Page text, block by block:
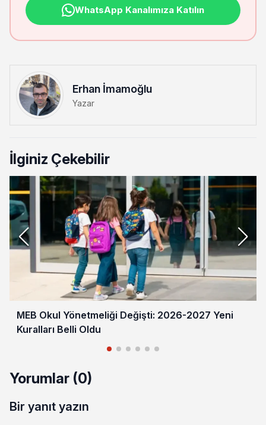
WhatsApp Kanalımıza Katılın
Erhan İmamoğlu
Yazar
İlginiz Çekebilir
MEB Okul Yönetmeliği Değişti: 2026-2027 Yeni
Kuralları Belli Oldu
Yorumlar (0)
Bir yanıt yazın